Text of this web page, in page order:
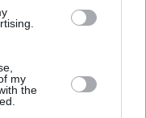
my
the